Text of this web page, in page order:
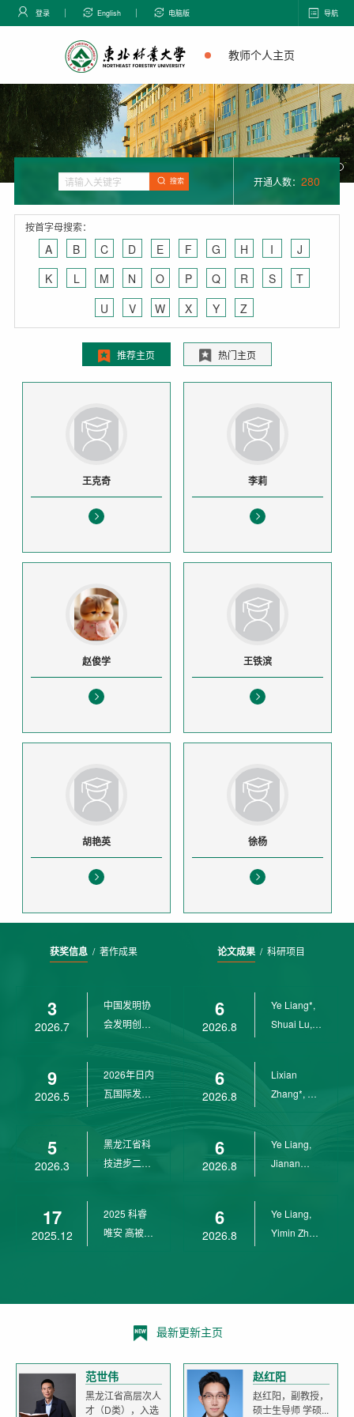
登录 English 电脑版 导航
教师个人主页
搜索 开通人数： 280
按首字母搜索：
A B C D E F G H I
J
K
L M N O P Q R S
T
U
V W X Y Z
推荐主页 热门主页
王克奇 李莉
赵俊学 王铁滨
胡艳英 徐杨
获奖信息/ 著作成果
3
2026.7
中国发明协
会发明创业
9
2026.5
2026年日内
瓦国际发明
5
2026.3
黑龙江省科
技进步二等
17
2025.12
2025 科睿
唯安 高被引
论文成果/ 科研项目
6
2026.8
Ye Liang*,
Shuai Lu,
6
2026.8
Lixian
Zhang*, Ye
6
2026.8
Ye Liang,
Jianan
6
2026.8
Ye Liang,
Yimin Zhu,
最新更新主页
范世伟
黑龙江省高层次人
才（D类），入选
赵红阳
赵红阳，副教授，
硕士生导师 学硕...